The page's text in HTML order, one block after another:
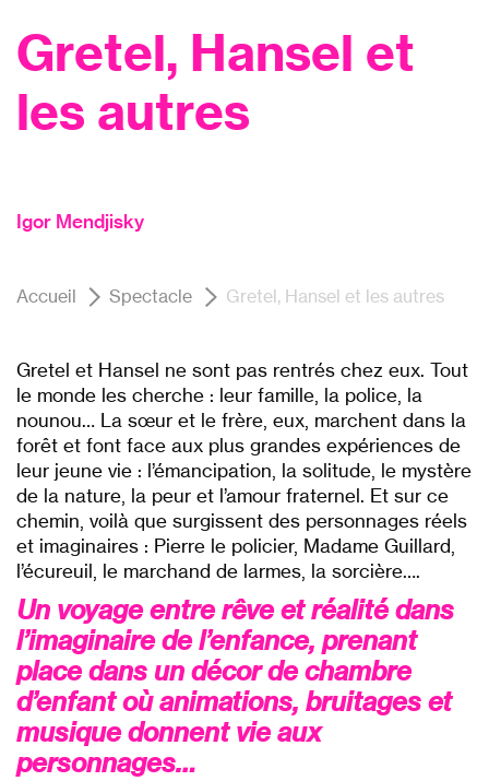
Gretel, Hansel et
les autres
Igor Mendjisky
Accueil Spectacle Gretel, Hansel et les autres
Gretel et Hansel ne sont pas rentrés chez eux. Tout
le monde les cherche : leur famille, la police, la
nounou… La sœur et le frère, eux, marchent dans la
forêt et font face aux plus grandes expériences de
leur jeune vie : l’émancipation, la solitude, le mystère
de la nature, la peur et l’amour fraternel. Et sur ce
chemin, voilà que surgissent des personnages réels
et imaginaires : Pierre le policier, Madame Guillard,
l’écureuil, le marchand de larmes, la sorcière….
Un voyage entre rêve et réalité dans
l’imaginaire de l’enfance, prenant
place dans un décor de chambre
d’enfant où animations, bruitages et
musique donnent vie aux
personnages…